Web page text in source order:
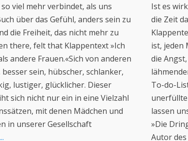
viel mehr verbindet, als uns
über das Gefühl, anders sein zu
die Freiheit, das nicht mehr zu
there, felt that Klappentext »Ich
andere Frauen.«Sich von anderen
sein, hübscher, schlanker,
lustiger, glücklicher. Dieser
sich nicht nur ein in eine Vielzahl
mit denen Mädchen und
in unserer Gesellschaft
Ist es
die Zeit
ist, jeden
die
To-do-
lassen
»Die
Autor